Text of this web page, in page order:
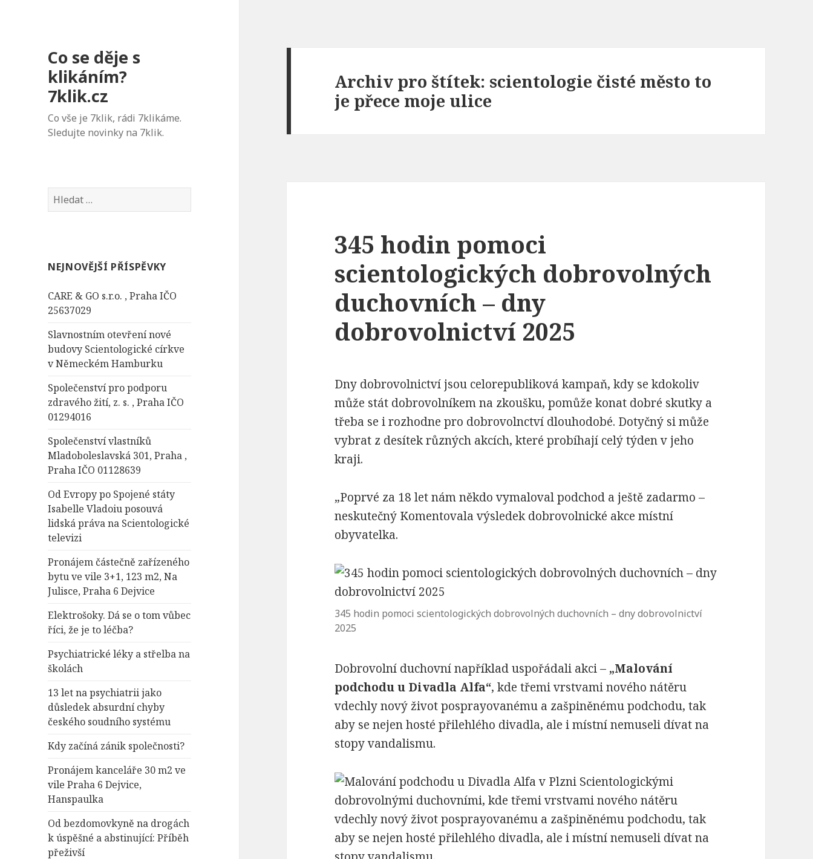
Co se děje s
klikáním?
7klik.cz
Co vše je 7klik, rádi 7klikáme.
Sledujte novinky na 7klik.
V
y
d
v
á
í
NEJNOVĚJŠÍ PŘÍSPĚVKY
CARE & GO s.r.o. , Praha IČO
25637029
Slavnostním otevření nové
budovy Scientologické církve
v Německém Hamburku
Společenství pro podporu
zdravého žití, z. s. , Praha IČO
01294016
Společenství vlastníků
Mladoboleslavská 301, Praha ,
Praha IČO 01128639
Od Evropy po Spojené státy
Isabelle Vladoiu posouvá
lidská práva na Scientologické
televizi
Pronájem částečně zařízeného
bytu ve vile 3+1, 123 m2, Na
Julisce, Praha 6 Dejvice
Elektrošoky. Dá se o tom vůbec
říci, že je to léčba?
Psychiatrické léky a střelba na
školách
13 let na psychiatrii jako
důsledek absurdní chyby
českého soudního systému
Kdy začíná zánik společnosti?
Pronájem kanceláře 30 m2 ve
vile Praha 6 Dejvice,
Hanspaulka
Od bezdomovkyně na drogách
k úspěšné a abstinující: Příběh
přeživší
Archiv pro štítek: scientologie čisté město to
je přece moje ulice
345 hodin pomoci
scientologických dobrovolných
duchovních – dny
dobrovolnictví 2025
Dny dobrovolnictví jsou celorepubliková kampaň, kdy se kdokoliv
může stát dobrovolníkem na zkoušku, pomůže konat dobré skutky a
třeba se i rozhodne pro dobrovolnctví dlouhodobé. Dotyčný si může
vybrat z desítek různých akcích, které probíhají celý týden v jeho
kraji.
„Poprvé za 18 let nám někdo vymaloval podchod a ještě zadarmo –
neskutečný Komentovala výsledek dobrovolnické akce místní
obyvatelka.
345 hodin pomoci scientologických dobrovolných duchovních – dny dobrovolnictví
2025
Dobrovolní duchovní například uspořádali akci – „Malování
podchodu u Divadla Alfa“, kde třemi vrstvami nového nátěru
vdechly nový život posprayovanému a zašpiněnému podchodu, tak
aby se nejen hosté přilehlého divadla, ale i místní nemuseli dívat na
stopy vandalismu.